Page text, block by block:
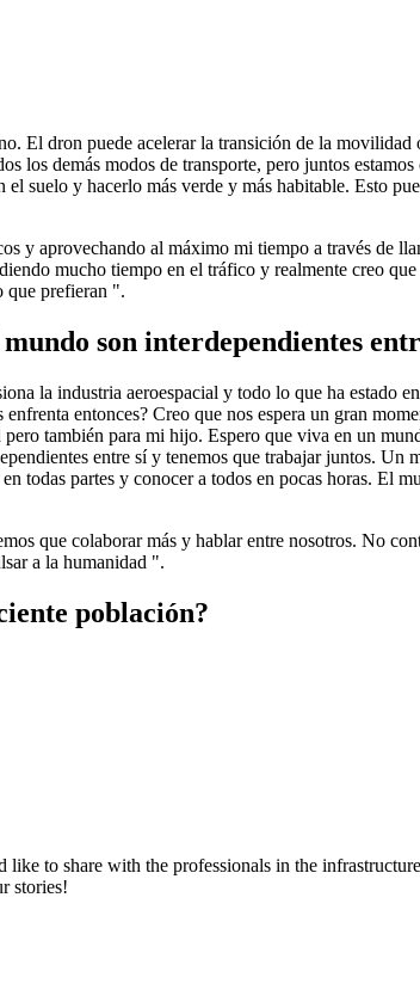
El dron puede acelerar la transición de la
los demás modos de transporte, pero juntos
suelo y hacerlo más verde y más habitable. Esto
y aprovechando al máximo mi tiempo a través de
mucho tiempo en el tráfico y realmente creo
que prefieran ".
mundo son interdependientes
la industria aeroespacial y todo lo que ha
entonces? Creo que nos espera un gran
también para mi hijo. Espero que viva en un
entre sí y tenemos que trabajar juntos.
todas partes y conocer a todos en pocas horas. El
que colaborar más y hablar entre nosotros. No
a la humanidad ".
población?
to share with the professionals in the
stories!